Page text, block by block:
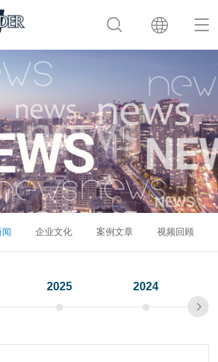
闻 企业文化 案例文章 视频回顾
2025 2024